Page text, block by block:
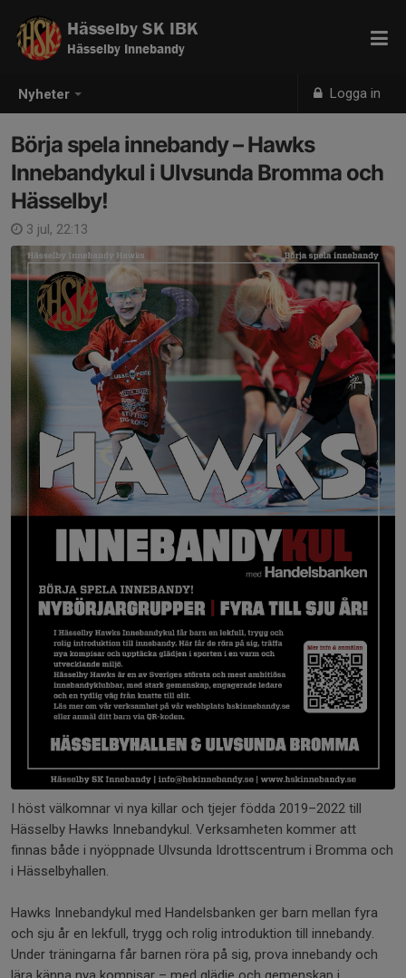
Nyheter Logga in
Hässelby SK IBK
Hässelby Innebandy
Börja spela innebandy – Hawks
Innebandykul i Ulvsunda Bromma och
Hässelby!
3 jul, 22:13
I höst välkomnar vi nya killar och tjejer födda 2019–2022 till
Hässelby Hawks Innebandykul. Verksamheten kommer att
finnas både i nyöppnade Ulvsunda Idrottscentrum i Bromma och
i Hässelbyhallen.
Hawks Innebandykul med Handelsbanken ger barn mellan fyra
och sju år en lekfull, trygg och rolig introduktion till innebandy.
Under träningarna får barnen röra på sig, prova innebandy och